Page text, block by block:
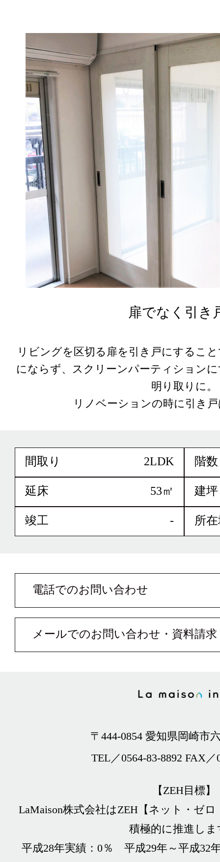
扉でなく引き
リビングを区切る扉を引き戸にするこ
にならず、スクリーンパーティション
明り取りに。
リノベーションの時に引き
間取り 2LDK 階数
延床 53㎡ 建坪
竣工 - 所
電話でのお問い合わせ
メールでのお問い合わせ・資料請求
〒444-0854 愛知県岡崎市
TEL／0564-83-8892 FAX／
【ZEH目標】
LaMaison株式会社はZEH【ネット・ゼ
積極的に推進しま
平成28年実績：0％ 平成29年～平成32